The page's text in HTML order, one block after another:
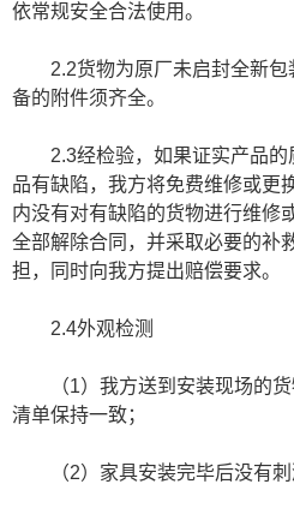
依常规安全合法使用。
2.2货物为原厂未启封全新包
备的附件须齐全。
2.3经检验，如果证实产品的
品有缺陷，我方将免费维修或更
内没有对有缺陷的货物进行维修
全部解除合同，并采取必要的补
担，同时向我方提出赔偿要求。
2.4外观检测
（1）我方送到安装现场的货
清单保持一致；
（2）家具安装完毕后没有刺